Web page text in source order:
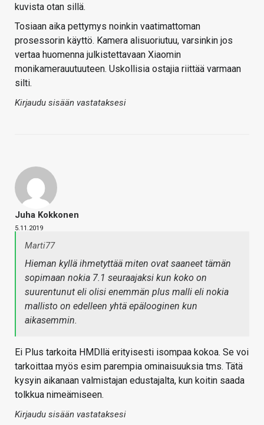
kuvista otan sillä.
Tosiaan aika pettymys noinkin vaatimattoman
prosessorin käyttö. Kamera alisuoriutuu, varsinkin jos
vertaa huomenna julkistettavaan Xiaomin
monikamerauutuuteen. Uskollisia ostajia riittää varmaan
silti.
Kirjaudu sisään vastataksesi
Juha Kokkonen
5.11.2019
Marti77
Hieman kyllä ihmetyttää miten ovat saaneet tämän
sopimaan nokia 7.1 seuraajaksi kun koko on
suurentunut eli olisi enemmän plus malli eli nokia
mallisto on edelleen yhtä epälooginen kun
aikasemmin.
Ei Plus tarkoita HMDllä erityisesti isompaa kokoa. Se voi
tarkoittaa myös esim parempia ominaisuuksia tms. Tätä
kysyin aikanaan valmistajan edustajalta, kun koitin saada
tolkkua nimeämiseen.
Kirjaudu sisään vastataksesi